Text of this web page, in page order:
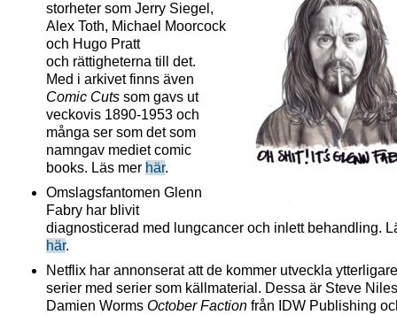
storheter som Jerry Siegel,
Alex Toth, Michael Moorcock
och Hugo Pratt
och rättigheterna till det.
Med i arkivet finns även
Comic Cuts som gavs ut
veckovis 1890-1953 och
många ser som det som
namngav mediet comic
books. Läs mer här.
Omslagsfantomen Glenn
Fabry har blivit
diagnosticerad med lungcancer och inlett behandling.
här.
Netflix har annonserat att de kommer utveckla
serier med serier som källmaterial. Dessa är Steve
Damien Worms October Faction från IDW Publishing